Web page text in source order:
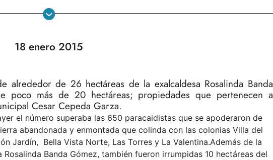
18 enero 2015
alrededor de 26 hectáreas de la exalcaldesa Rosalinda Banda
poco más de 20 hectáreas; propiedades que pertenecen a
Cesar Cepeda Garza.
el número superaba las 650 paracaidistas que se apoderaron de
abandonada y enmontada que colinda con las colonias Villa del
Jardín, Bella Vista Norte, Las Torres y La Valentina.Además de la
Banda Gómez, también fueron irrumpidas 10 hectáreas del